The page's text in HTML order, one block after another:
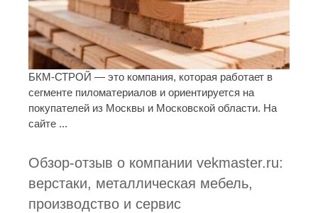
БКМ-СТРОЙ — это компания, которая работает в
сегменте пиломатериалов и ориентируется на
покупателей из Москвы и Московской области. На
сайте ...
Обзор-отзыв о компании vekmaster.ru:
верстаки, металлическая мебель,
производство и сервис